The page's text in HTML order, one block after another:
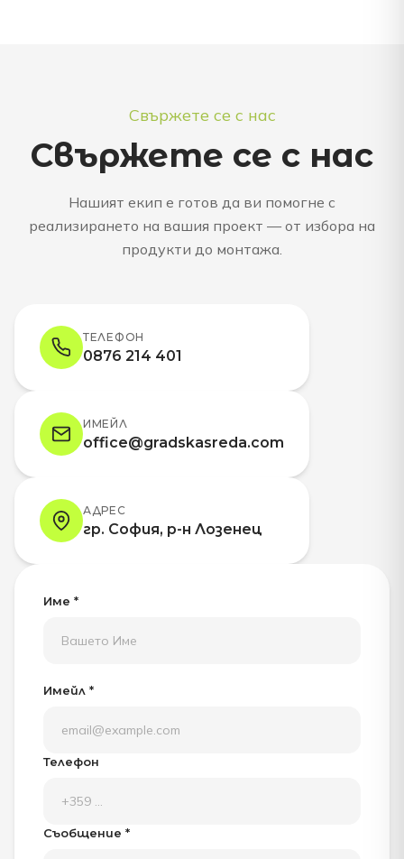
Свържете се с нас
Свържете се с нас
Нашият екип е готов да ви помогне с
реализирането на вашия проект — от избора на
продукти до монтажа.
ТЕЛЕФОН
0876 214 401
ИМЕЙЛ
office@gradskasreda.com
АДРЕС
гр. София, р-н Лозенец
Име *
Имейл *
Телефон
Съобщение *